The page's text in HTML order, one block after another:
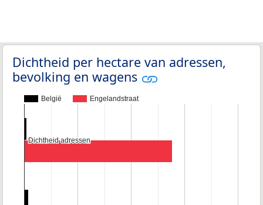
Dichtheid per hectare van adressen,
bevolking en wagens
België Engelandstraat
Dichtheid adressen
Dichtheid adressen